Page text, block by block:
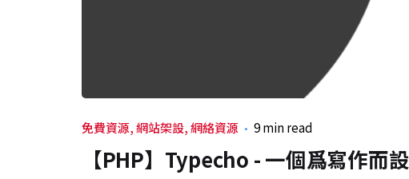
免費資源 網站架設 網絡資源 9 min read
【PHP】Typecho - 一個爲寫作而